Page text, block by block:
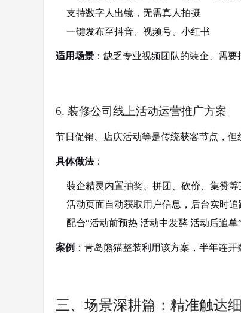
支持数字人出镜，无需真人拍摄
一键发布至抖音、视频号、小红书
适用场景 ：缺乏专业视频团队的装企、需
6. 装修公司线上活动运营推广方案
节日促销、店庆活动等是传统获客节点，
具体做法：
装企精灵内置抽奖、拼团、砍价、集赞等
活动页面自动获取用户信息，后台实时
配合“活动前预热 活动中发酵 活动后追单
案例 ：青岛熊猫整装利用该方案，半年连开
三、场景深耕篇：精准触达